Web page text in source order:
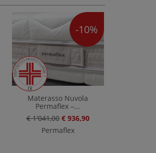
-10%
Materasso Nuvola
Permaflex –...
€ 1'041,00 € 936,90
Permaflex